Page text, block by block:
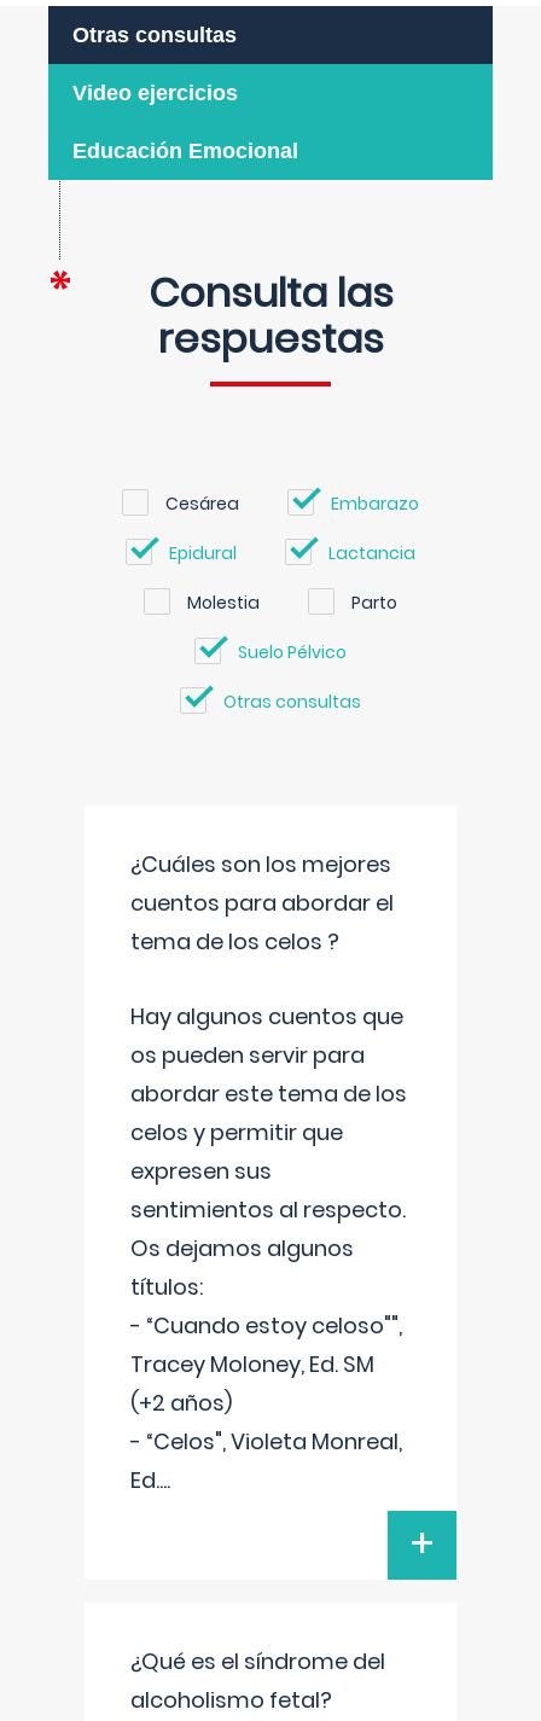
Otras consultas
Video ejercicios
Educación Emocional
Consulta las
respuestas
Cesárea Embarazo
Epidural Lactancia
Molestia Parto
Suelo Pélvico
Otras consultas
¿Cuáles son los mejores
cuentos para abordar el
tema de los celos ?
Hay algunos cuentos que
os pueden servir para
abordar este tema de los
celos y permitir que
expresen sus
sentimientos al respecto.
Os dejamos algunos
títulos:
- “Cuando estoy celoso"",
Tracey Moloney, Ed. SM
(+2 años)
- “Celos", Violeta Monreal,
Ed....
+
¿Qué es el síndrome del
alcoholismo fetal?